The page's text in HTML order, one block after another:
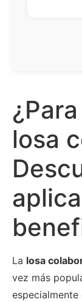
losa
La losa
vez más
especialmente